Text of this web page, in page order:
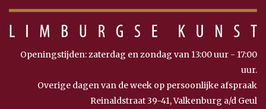
Openingstijden: zaterdag en zondag van 13:00 uur - 17:00
uur.
Overige dagen van de week op persoonlijke afspraak
Reinaldstraat 39-41, Valkenburg a/d Geul